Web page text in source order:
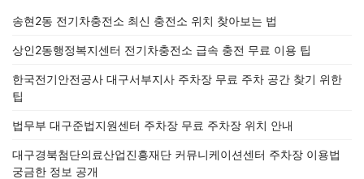
송현2동 전기차충전소 최신 충전소 위치 찾아보는 법
상인2동행정복지센터 전기차충전소 급속 충전 무료 이용 팁
한국전기안전공사 대구서부지사 주차장 무료 주차 공간 찾기 위한
팁
법무부 대구준법지원센터 주차장 무료 주차장 위치 안내
대구경북첨단의료산업진흥재단 커뮤니케이션센터 주차장 이용법
궁금한 정보 공개